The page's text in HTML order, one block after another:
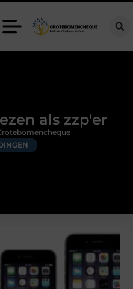
als zzp'er